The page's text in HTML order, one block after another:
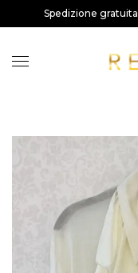
Spedizione gratuita
SALDI
Shop